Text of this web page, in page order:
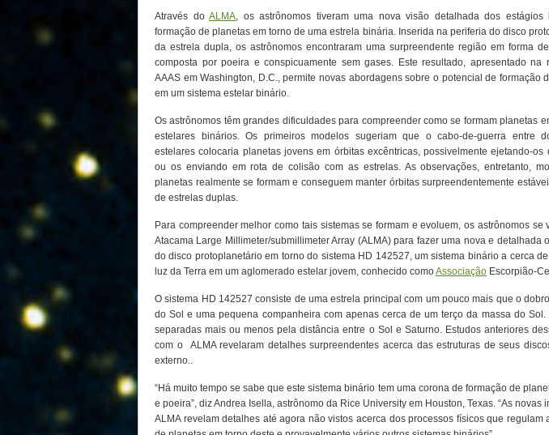
Através doALMA, os astrônomos tiveram uma nova visão detalhada dos estágios
formação de planetas em torno de uma estrela binária. Inserida na periferia do disco
da estrela dupla, os astrônomos encontraram uma surpreendente região em forma
composta por poeira e conspicuamente sem gases. Este resultado, apresentado na
AAAS em Washington, D.C., permite novas abordagens sobre o potencial de formação
em um sistema estelar binário.
Os astrônomos têm grandes dificuldades para compreender como se formam planetas
estelares binários. Os primeiros modelos sugeriam que o cabo-de-guerra entre
estelares colocaria planetas jovens em órbitas excêntricas, possivelmente ejetando-os
ou os enviando em rota de colisão com as estrelas. As observações, entretanto,
planetas realmente se formam e conseguem manter órbitas surpreendentemente
de estrelas duplas.
Para compreender melhor como tais sistemas se formam e evoluem, os astrônomos se
Atacama Large Millimeter/submillimeter Array (ALMA) para fazer uma nova e detalhada
do disco protoplanetário em torno do sistema HD 142527, um sistema binário a cerca
luz da Terra em um aglomerado estelar jovem, conhecido comoAssociação Escorpião-
O sistema HD 142527 consiste de uma estrela principal com um pouco mais que o
do Sol e uma pequena companheira com apenas cerca de um terço da massa do Sol.
separadas mais ou menos pela distância entre o Sol e Saturno. Estudos anteriores
com o ALMA revelaram detalhes surpreendentes acerca das estruturas de seus
externo..
“Há muito tempo se sabe que este sistema binário tem uma corona de formação de
e poeira”, diz Andrea Isella, astrônomo da Rice University em Houston, Texas. “As novas
ALMA revelam detalhes até agora não vistos acerca dos processos físicos que regulam